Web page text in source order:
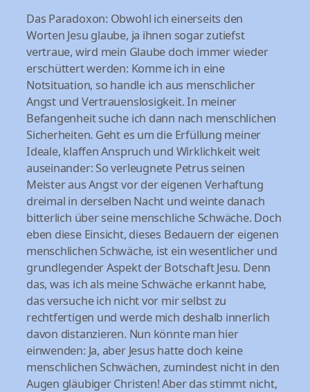
Das Paradoxon: Obwohl ich einerseits den
Worten Jesu glaube, ja ihnen sogar zutiefst
vertraue, wird mein Glaube doch immer wieder
erschüttert werden: Komme ich in eine
Notsituation, so handle ich aus menschlicher
Angst und Vertrauenslosigkeit. In meiner
Befangenheit suche ich dann nach menschlichen
Sicherheiten. Geht es um die Erfüllung meiner
Ideale, klaffen Anspruch und Wirklichkeit weit
auseinander: So verleugnete Petrus seinen
Meister aus Angst vor der eigenen Verhaftung
dreimal in derselben Nacht und weinte danach
bitterlich über seine menschliche Schwäche. Doch
eben diese Einsicht, dieses Bedauern der eigenen
menschlichen Schwäche, ist ein wesentlicher und
grundlegender Aspekt der Botschaft Jesu. Denn
das, was ich als meine Schwäche erkannt habe,
das versuche ich nicht vor mir selbst zu
rechtfertigen und werde mich deshalb innerlich
davon distanzieren. Nun könnte man hier
einwenden: Ja, aber Jesus hatte doch keine
menschlichen Schwächen, zumindest nicht in den
Augen gläubiger Christen! Aber das stimmt nicht,